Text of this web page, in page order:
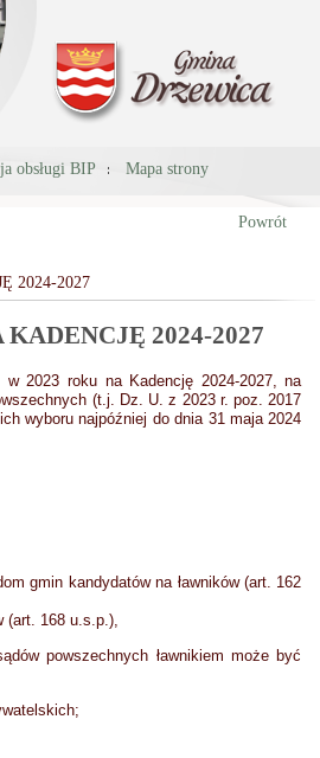
obsługi BIP
Mapa strony
Powrót
2024-2027
2024-2027
2023 roku na Kadencję 2024-2027, na
(t.j. Dz. U. z 2023 r. poz. 2017
wyboru najpóźniej do dnia 31 maja 2024
gmin kandydatów na ławników (art. 162
(art. 168 u.s.p.),
powszechnych ławnikiem może być